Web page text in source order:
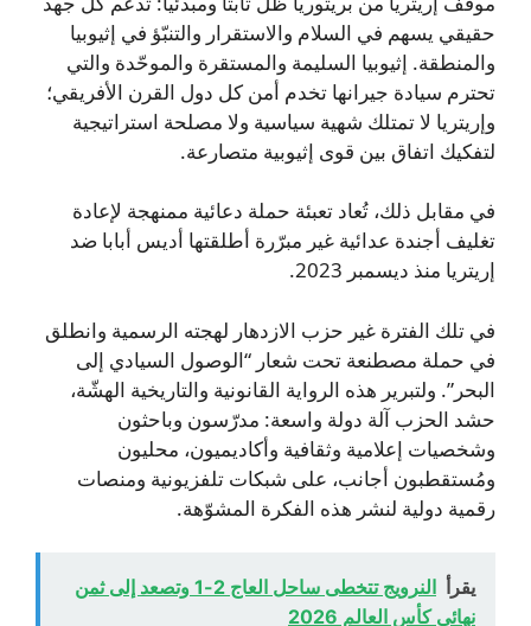
حقيقي يسهم في السلام والاستقرار والتنبّؤ في إثيوبيا
والمنطقة. إثيوبيا السليمة والمستقرة والموحّدة والتي
تحترم سيادة جيرانها تخدم أمن كل دول القرن الأفريقي؛
وإريتريا لا تمتلك شهية سياسية ولا مصلحة استراتيجية
لتفكيك اتفاق بين قوى إثيوبية متصارعة.
في مقابل ذلك، تُعاد تعبئة حملة دعائية ممنهجة لإعادة
تغليف أجندة عدائية غير مبرّرة أطلقتها أديس أبابا ضد
إريتريا منذ ديسمبر 2023.
في تلك الفترة غير حزب الازدهار لهجته الرسمية وانطلق
في حملة مصطنعة تحت شعار “الوصول السيادي إلى
البحر”. ولتبرير هذه الرواية القانونية والتاريخية الهشّة،
حشد الحزب آلة دولة واسعة: مدرّسون وباحثون
وشخصيات إعلامية وثقافية وأكاديميون، محليون
ومُستقطبون أجانب، على شبكات تلفزيونية ومنصات
رقمية دولية لنشر هذه الفكرة المشوّهة.
يقرأ
النرويج تتخطى ساحل العاج 2-1 وتصعد إلى ثمن
نهائي كأس العالم 2026